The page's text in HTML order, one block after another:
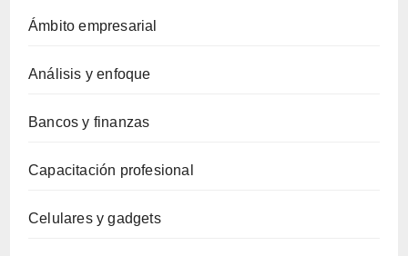
Ámbito empresarial
Análisis y enfoque
Bancos y finanzas
Capacitación profesional
Celulares y gadgets